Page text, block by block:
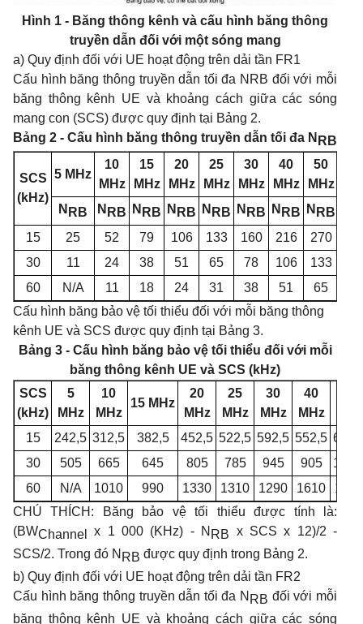
Hình 1 - Băng thông kênh và cấu hình băng thông
truyền dẫn đối với một sóng mang
a) Quy định đối với UE hoạt động trên dải tần FR1
Cấu hình băng thông truyền dẫn tối đa NRB đối với mỗi
băng thông kênh UE và khoảng cách giữa các sóng
mang con (SCS) được quy định tại Bảng 2.
Bảng 2 - Cấu hình băng thông truyền dẫn tối đa N RB
SCS
(kHz)
5 MHz
10
MHz
15
MHz
20
MHz
25
MHz
30
MHz
40
MHz
50
MHz
N RB N RB N RB N RB N RB N RB N RB N RB
15
25 52 79 106 133 160 216 270
30
11 24 38 51 65 78 106 133
60
N/A 11 18 24 31 38 51 65
Cấu hình băng bảo vệ tối thiểu đối với mỗi băng thông
kênh UE và SCS được quy định tại Bảng 3.
Bảng 3 - Cấu hình băng bảo vệ tối thiểu đối với mỗi
băng thông kênh UE và SCS (kHz)
SCS
(kHz)
5
MHz
10
MHz
15 MHz
20
MHz
25
MHz
30
MHz
40
MHz
15
242,5 312,5 382,5 452,5 522,5 592,5 552,5
30
505 665 645 805 785 945 905
1
60
N/A 1010 990 1330 1310 1290 1610
1570
CHÚ THÍCH: Băng bảo vệ tối thiểu được tính là:
(BWChannel x 1 000 (KHz) - N RB x SCS x 12)/2 -
SCS/2. Trong đó N RB được quy định trong Bảng 2.
b) Quy định đối với UE hoạt động trên dải tần FR2
Cấu hình băng thông truyền dẫn tối đa N RB đối với mỗi
băng thông kênh UE và khoảng cách giữa các sóng